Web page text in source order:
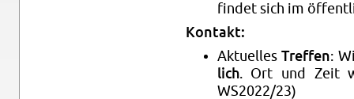
fin­det sich im
Kon­takt:
Ak­tu­el­lesTref­fen:
lich. Ort und Zeit
WS2022/23)